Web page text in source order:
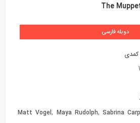
دوبله فارسی
کمدی
Matt Vogel, Maya Rudolph, Sabrina